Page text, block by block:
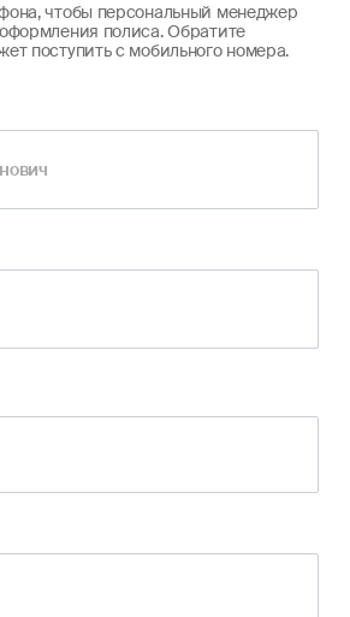
чтобы персональный менеджер
полиса. Обратите
поступить с мобильного номера.